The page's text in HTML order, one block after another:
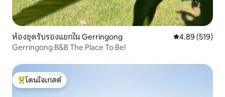
ห้องชุดรับรองแขกใน Gerringong คะแนนเฉลี่ย
4.89 (519)
Gerringong B&B The Place To Be!
โดนใจเกสต์ที่สุด
โดนใจเกสต์